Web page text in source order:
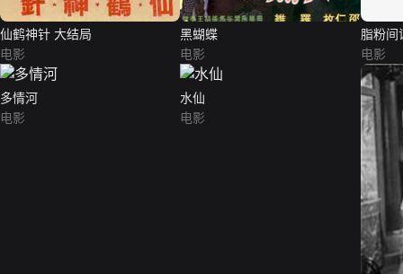
仙鹤神针 大结局
电影
黑蝴蝶
电影
脂粉间
电影
多情河
电影
水仙
电影